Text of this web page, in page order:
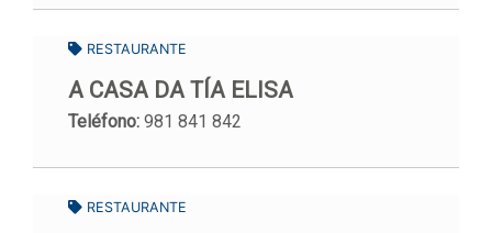
RESTAURANTE
A CASA DA TÍA ELISA
Teléfono: 981 841 842
RESTAURANTE